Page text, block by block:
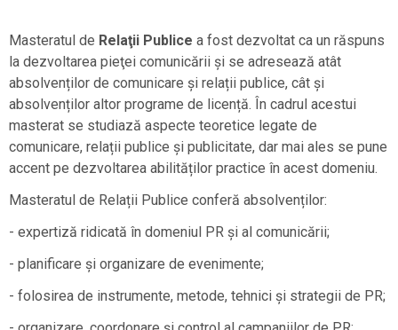
Masteratul de Relaţii Publice a fost dezvoltat ca un răspuns
la dezvoltarea pieţei comunicării şi se adresează atât
absolvenților de comunicare și relații publice, cât și
absolvenților altor programe de licență. În cadrul acestui
masterat se studiază aspecte teoretice legate de
comunicare, relații publice și publicitate, dar mai ales se pune
accent pe dezvoltarea abilităților practice în acest domeniu.
Masteratul de Relații Publice conferă absolvenților:
- expertiză ridicată în domeniul PR și al comunicării;
- planificare și organizare de evenimente;
- folosirea de instrumente, metode, tehnici și strategii de PR;